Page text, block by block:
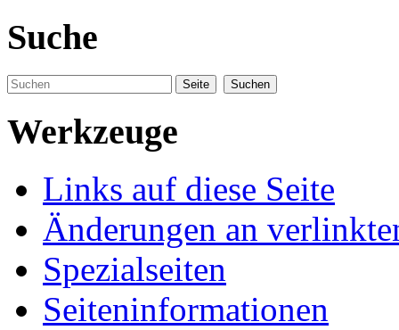
Suche
Werkzeuge
Links auf diese Seite
Änderungen an
Spezialseiten
Seiten­informationen